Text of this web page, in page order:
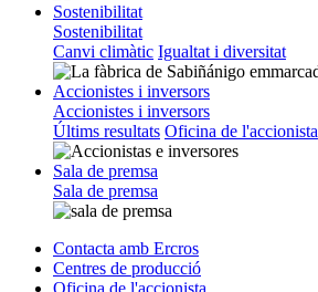
Sostenibilitat
Sostenibilitat
Canvi climàtic Igualtat i diversitat
Accionistes i inversors
Accionistes i inversors
Últims resultats Oficina de l'accionista
Sala de premsa
Sala de premsa
Contacta amb Ercros
Centres de producció
Oficina de l'accionista